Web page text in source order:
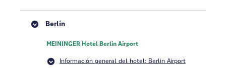
Berlín
MEININGER Hotel Berlin Airport
Información general del hotel: Berlin Airport